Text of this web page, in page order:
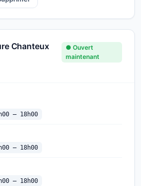
Chanteux
● Ouvert
maintenant
— 18h00
— 18h00
— 18h00